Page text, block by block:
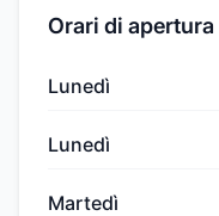
Orari di apertura
Lunedì
Lunedì
Martedì